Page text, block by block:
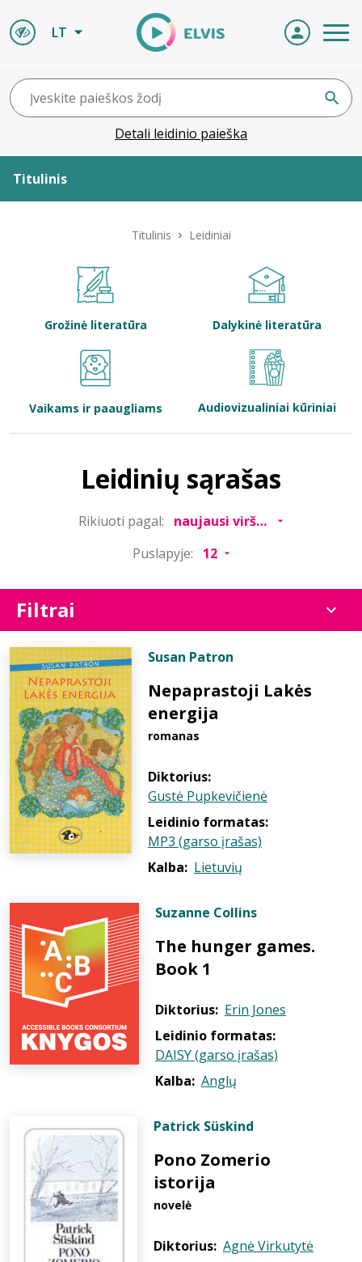
LT
Detali leidinio paieška
Titulinis
Bibliotekoms
Titulinis Leidiniai
Grožinė literatūra Dalykinė literatūra
Vaikams ir paaugliams Audiovizualiniai kūriniai
Leidinių sąrašas
Rikiuoti pagal:
Puslapyje:
Filtrai
Susan Patron
Nepaprastoji Lakės
energija
romanas
Diktorius:
Gustė Pupkevičienė
Leidinio formatas:
MP3 (garso įrašas)
Kalba: Lietuvių
Suzanne Collins
The hunger games.
Book 1
Diktorius: Erin Jones
Leidinio formatas:
DAISY (garso įrašas)
Kalba: Anglų
Patrick Süskind
Pono Zomerio
istorija
novelė
Diktorius: Agnė Virkutytė